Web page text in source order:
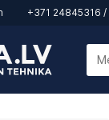
+371 24845316 /